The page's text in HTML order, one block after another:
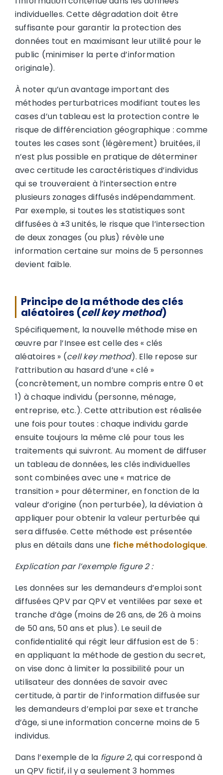
individuelles. Cette dégradation doit être
suffisante pour garantir la protection des
données tout en maximisant leur utilité pour le
public (minimiser la perte d’information
originale).
À noter qu’un avantage important des
méthodes perturbatrices modifiant toutes les
cases d’un tableau est la protection contre le
risque de différenciation géographique : comme
toutes les cases sont (légèrement) bruitées, il
n’est plus possible en pratique de déterminer
avec certitude les caractéristiques d’individus
qui se trouveraient à l’intersection entre
plusieurs zonages diffusés indépendamment.
Par exemple, si toutes les statistiques sont
diffusées à ±3 unités, le risque que l’intersection
de deux zonages (ou plus) révèle une
information certaine sur moins de 5 personnes
devient faible.
Principe de la méthode des clés
aléatoires (cell key method)
Spécifiquement, la nouvelle méthode mise en
œuvre par l’Insee est celle des « clés
aléatoires » (cell key method). Elle repose sur
l’attribution au hasard d’une « clé »
(concrètement, un nombre compris entre 0 et
1) à chaque individu (personne, ménage,
entreprise, etc.). Cette attribution est réalisée
une fois pour toutes : chaque individu garde
ensuite toujours la même clé pour tous les
traitements qui suivront. Au moment de diffuser
un tableau de données, les clés individuelles
sont combinées avec une « matrice de
transition » pour déterminer, en fonction de la
valeur d’origine (non perturbée), la déviation à
appliquer pour obtenir la valeur perturbée qui
sera diffusée. Cette méthode est présentée
plus en détails dans une fiche méthodologique.
Explication par l’exemple figure 2 :
Les données sur les demandeurs d’emploi sont
diffusées QPV par QPV et ventilées par sexe et
tranche d’âge (moins de 26 ans, de 26 à moins
de 50 ans, 50 ans et plus). Le seuil de
confidentialité qui régit leur diffusion est de 5 :
en appliquant la méthode de gestion du secret,
on vise donc à limiter la possibilité pour un
utilisateur des données de savoir avec
certitude, à partir de l’information diffusée sur
les demandeurs d’emploi par sexe et tranche
d’âge, si une information concerne moins de 5
individus.
Dans l’exemple de la figure 2, qui correspond à
un QPV fictif, il y a seulement 3 hommes